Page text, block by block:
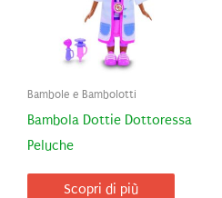
Bambole e Bambolotti
Bambola Dottie Dottoressa
Peluche
Scopri di più